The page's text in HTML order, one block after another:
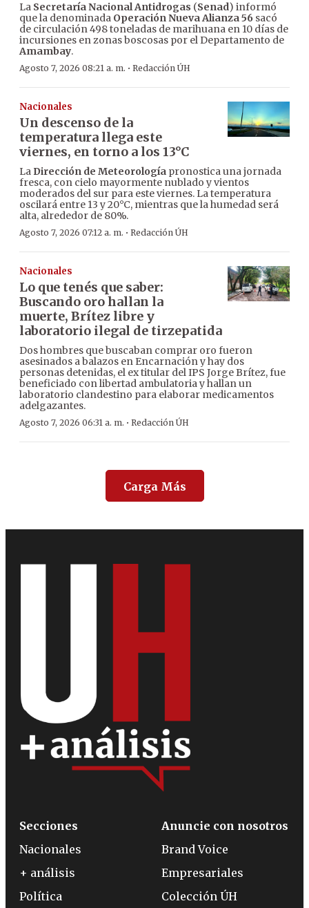
La Secretaría Nacional Antidrogas (Senad) informó
que la denominada Operación Nueva Alianza 56 sacó
de circulación 498 toneladas de marihuana en 10 días de
incursiones en zonas boscosas por el Departamento de
Amambay.
Agosto 7, 2026 08:21 a. m. · Redacción ÚH
Nacionales
Un descenso de la
temperatura llega este
viernes, en torno a los 13°C
La Dirección de Meteorología pronostica una jornada
fresca, con cielo mayormente nublado y vientos
moderados del sur para este viernes. La temperatura
oscilará entre 13 y 20°C, mientras que la humedad será
alta, alrededor de 80%.
Agosto 7, 2026 07:12 a. m. · Redacción ÚH
Nacionales
Lo que tenés que saber:
Buscando oro hallan la
muerte, Brítez libre y
laboratorio ilegal de tirzepatida
Dos hombres que buscaban comprar oro fueron
asesinados a balazos en Encarnación y hay dos
personas detenidas, el ex titular del IPS Jorge Brítez, fue
beneficiado con libertad ambulatoria y hallan un
laboratorio clandestino para elaborar medicamentos
adelgazantes.
Agosto 7, 2026 06:31 a. m. · Redacción ÚH
Carga Más
Secciones
Nacionales
+ análisis
Política
Anuncie con nosotros
Brand Voice
Empresariales
Colección ÚH